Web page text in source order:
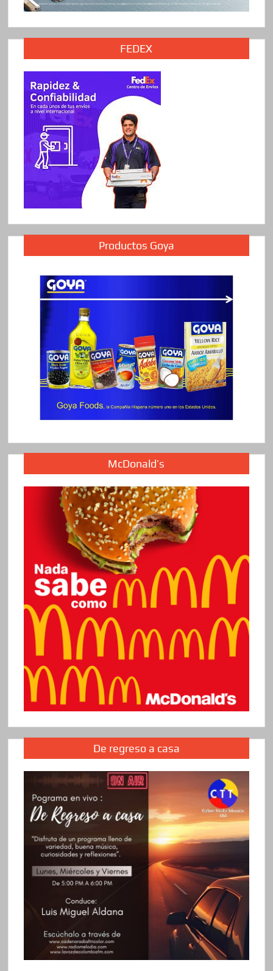
FEDEX
Productos Goya
McDonald’s
De regreso a casa